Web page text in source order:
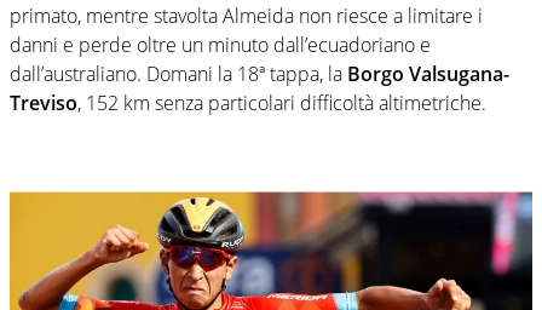
primato, mentre stavolta Almeida non riesce a limitare i
danni e perde oltre un minuto dall’ecuadoriano e
dall’australiano. Domani la 18ª tappa, la Borgo Valsugana-
Treviso, 152 km senza particolari difficoltà altimetriche.